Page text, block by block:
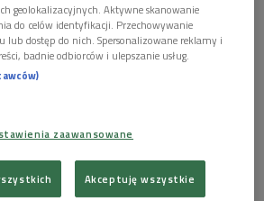
geolokalizacyjnych. Aktywne skanowanie
do celów identyfikacji. Przechowywanie
dostęp do nich. Spersonalizowane reklamy i
badnie odbiorców i ulepszanie usług.
zaawansowane
Akceptuję wszystkie